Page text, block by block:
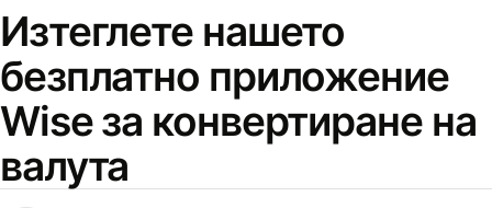
Изтеглете нашето
безплатно приложение
Wise за конвертиране на
валута